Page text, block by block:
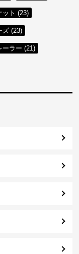
ット (23)
ズ (23)
ーラー (21)